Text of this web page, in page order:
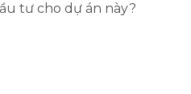
tư cho dự án này?